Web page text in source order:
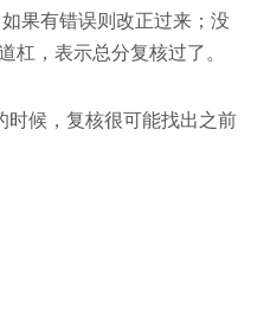
如果有错误则改正过来；没
，表示总分复核过了。
时候，复核很可能找出之前